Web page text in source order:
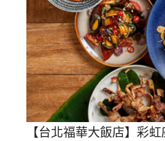
【台北福華大飯店】彩